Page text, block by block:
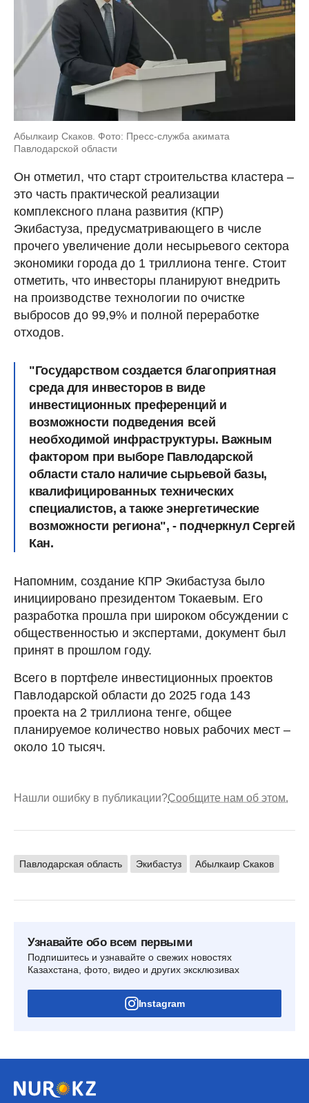
Абылкаир Скаков. Фото: Пресс-служба акимата
Павлодарской области
Он отметил, что старт строительства кластера –
это часть практической реализации
комплексного плана развития (КПР)
Экибастуза, предусматривающего в числе
прочего увеличение доли несырьевого сектора
экономики города до 1 триллиона тенге. Стоит
отметить, что инвесторы планируют внедрить
на производстве технологии по очистке
выбросов до 99,9% и полной переработке
отходов.
"Государством создается благоприятная
среда для инвесторов в виде
инвестиционных преференций и
возможности подведения всей
необходимой инфраструктуры. Важным
фактором при выборе Павлодарской
области стало наличие сырьевой базы,
квалифицированных технических
специалистов, а также энергетические
возможности региона", - подчеркнул Сергей
Кан.
Напомним, создание КПР Экибастуза было
инициировано президентом Токаевым. Его
разработка прошла при широком обсуждении с
общественностью и экспертами, документ был
принят в прошлом году.
Всего в портфеле инвестиционных проектов
Павлодарской области до 2025 года 143
проекта на 2 триллиона тенге, общее
планируемое количество новых рабочих мест –
около 10 тысяч.
Нашли ошибку в публикации?Сообщите нам об этом.
Павлодарская область Экибастуз Абылкаир Скаков
Узнавайте обо всем первыми
Подпишитесь и узнавайте о свежих новостях
Казахстана, фото, видео и других эксклюзивах
Instagram